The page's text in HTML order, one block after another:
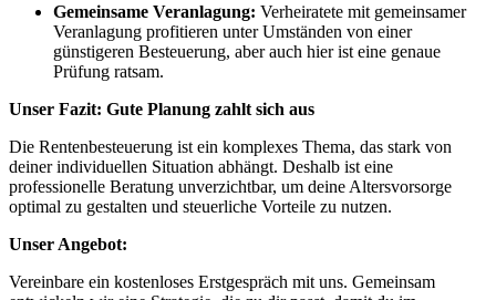
Gemeinsame Veranlagung: Verheiratete mit gemeinsamer
Veranlagung profitieren unter Umständen von einer
günstigeren Besteuerung, aber auch hier ist eine genaue
Prüfung ratsam.
Unser Fazit: Gute Planung zahlt sich aus
Die Rentenbesteuerung ist ein komplexes Thema, das stark von
deiner individuellen Situation abhängt. Deshalb ist eine
professionelle Beratung unverzichtbar, um deine Altersvorsorge
optimal zu gestalten und steuerliche Vorteile zu nutzen.
Unser Angebot:
Vereinbare ein kostenloses Erstgespräch mit uns. Gemeinsam